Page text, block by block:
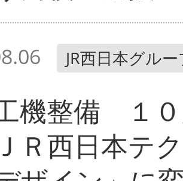
JR西日本グル
機整備 １
Ｒ西日本テ